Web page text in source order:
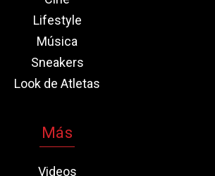
Lifestyle
Música
Sneakers
Look de Atletas
Más
Videos